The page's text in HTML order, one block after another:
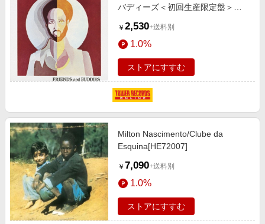
インテリア・寝具
ペット・花・DIY・車
旅行・レジャー・ホテル予約
生活・お役立ち
金融・マネー・保険
ビジネス・その他サービス
わくわく夏特集
とことん買い物チャレンジ
Apple公式サイト×楽天カード分割払い
Qoo10メガポ
Samsung ボーナスキャンペーン
週末の高還元 夏の長期版
バディーズ＜初回生産限定盤＞
￥ 2,530+送料別
1.0%
ストアにすすむ
Milton Nascimento/Clube da
Esquina[HE72007]
￥ 7,090+送料別
1.0%
ストアにすすむ